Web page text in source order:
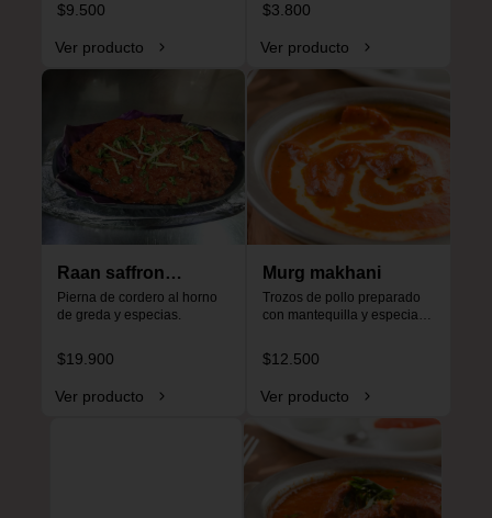
$9.500
Ver producto
$3.800
Ver producto
Raan saffron
special
Pierna de cordero al horno
de greda y especias.
$19.900
Ver producto
Murg makhani
Trozos de pollo preparado
con mantequilla y especias,
picante.
$12.500
Ver producto